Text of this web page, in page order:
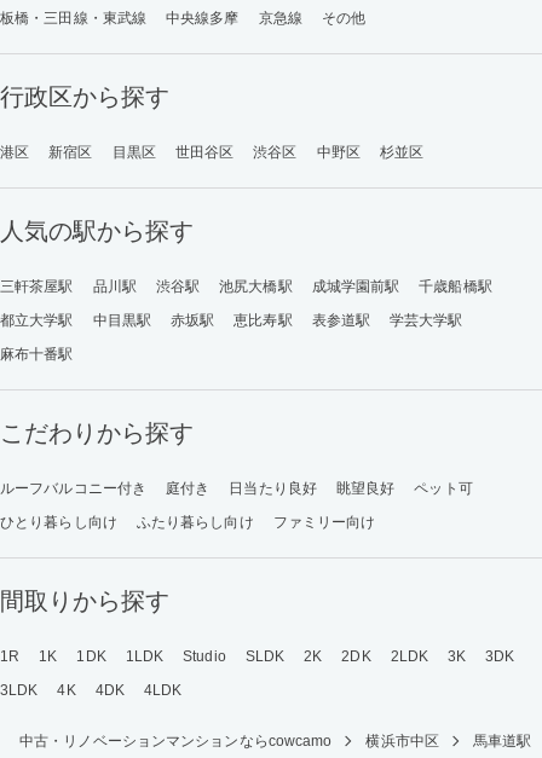
板橋・三田線・東武線
中央線多摩 京急線 その他
行政区から探す
港区 新宿区 目黒区 世田谷区 渋谷区 中野区 杉並区
人気の駅から探す
三軒茶屋駅 品川駅 渋谷駅 池尻大橋駅 成城学園前駅
千歳船橋駅
都立大学駅
中目黒駅 赤坂駅 恵比寿駅 表参道駅
学芸大学駅
麻布十番駅
こだわりから探す
ルーフバルコニー付き 庭付き 日当たり良好 眺望良好
ペット可
ひとり暮らし向け
ふたり暮らし向け ファミリー向け
間取りから探す
1R 1K 1DK 1LDK Studio SLDK 2K 2DK 2LDK 3K
3DK
3LDK
4K 4DK 4LDK
中古・リノベーションマンションならcowcamo 横浜市中区 馬車道駅